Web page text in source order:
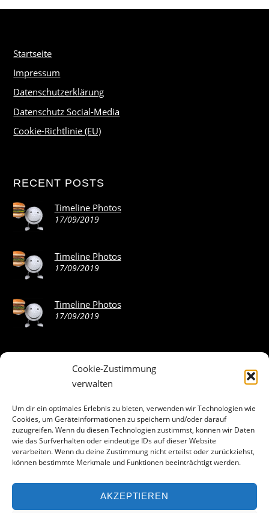
Cookie-Zustimmung
verwalten
Um dir ein optimales Erlebnis zu bieten, verwenden wir Technologien wie
Cookies, um Geräteinformationen zu speichern und/oder darauf
zuzugreifen. Wenn du diesen Technologien zustimmst, können wir Daten
wie das Surfverhalten oder eindeutige IDs auf dieser Website
verarbeiten. Wenn du deine Zustimmung nicht erteilst oder zurückziehst,
können bestimmte Merkmale und Funktionen beeinträchtigt werden.
AKZEPTIEREN
Startseite
Impressum
Datenschutzerklärung
Datenschutz Social-Media
Cookie-Richtlinie (EU)
RECENT POSTS
Timeline Photos
17/09/2019
Timeline Photos
17/09/2019
Timeline Photos
17/09/2019
ABOUT THE LANDING THEME…
The Landing theme is a one-page design WordPress theme
that’s focused on getting your audience to follow-through
with your call-to-action. Built to work seamlessly with our
drag & drop Builder plugin, it gives you the ability to
customize the look and feel of your content.